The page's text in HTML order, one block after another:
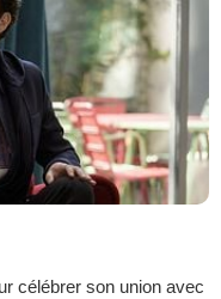
célébrer son union avec